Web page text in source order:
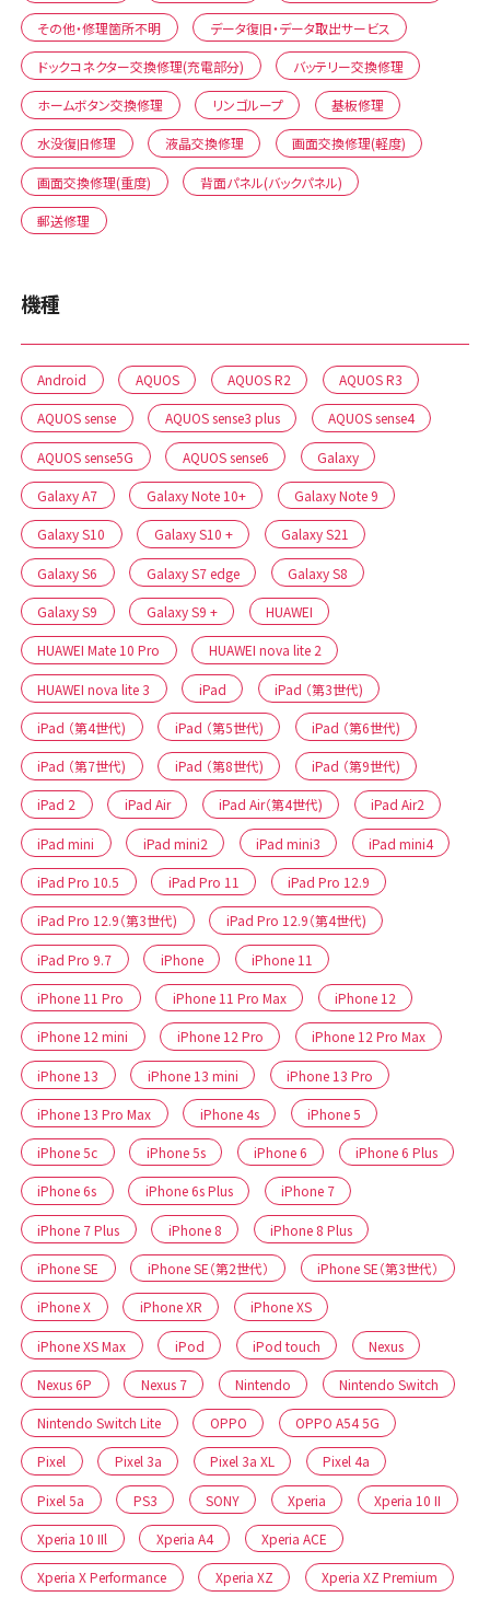
その他・修理箇所不明 データ復旧・データ取出サービス
ドックコネクター交換修理(充電部分) バッテリー交換修理
ホームボタン交換修理 リンゴループ 基板修理
水没復旧修理 液晶交換修理 画面交換修理(軽度)
画面交換修理(重度) 背面パネル(バックパネル)
郵送修理
機種
Android AQUOS AQUOS R2 AQUOS R3
AQUOS sense AQUOS sense3 plus AQUOS sense4
AQUOS sense5G AQUOS sense6 Galaxy
Galaxy A7 Galaxy Note 10+ Galaxy Note 9
Galaxy S10 Galaxy S10 + Galaxy S21
Galaxy S6 Galaxy S7 edge Galaxy S8
Galaxy S9 Galaxy S9 + HUAWEI
HUAWEI Mate 10 Pro HUAWEI nova lite 2
HUAWEI nova lite 3 iPad iPad （第3世代)
iPad （第4世代) iPad （第5世代) iPad （第6世代)
iPad （第7世代) iPad （第8世代) iPad （第9世代)
iPad 2 iPad Air iPad Air（第4世代) iPad Air2
iPad mini iPad mini2 iPad mini3 iPad mini4
iPad Pro 10.5 iPad Pro 11 iPad Pro 12.9
iPad Pro 12.9（第3世代) iPad Pro 12.9（第4世代)
iPad Pro 9.7 iPhone iPhone 11
iPhone 11 Pro iPhone 11 Pro Max iPhone 12
iPhone 12 mini iPhone 12 Pro iPhone 12 Pro Max
iPhone 13 iPhone 13 mini iPhone 13 Pro
iPhone 13 Pro Max iPhone 4s iPhone 5
iPhone 5c iPhone 5s iPhone 6 iPhone 6 Plus
iPhone 6s iPhone 6s Plus iPhone 7
iPhone 7 Plus iPhone 8 iPhone 8 Plus
iPhone SE iPhone SE（第2世代） iPhone SE（第3世代）
iPhone X iPhone XR iPhone XS
iPhone XS Max iPod iPod touch Nexus
Nexus 6P Nexus 7 Nintendo Nintendo Switch
Nintendo Switch Lite OPPO OPPO A54 5G
Pixel Pixel 3a Pixel 3a XL Pixel 4a
Pixel 5a PS3 SONY Xperia Xperia 10 II
Xperia 10 IIl Xperia A4 Xperia ACE
Xperia X Performance Xperia XZ Xperia XZ Premium